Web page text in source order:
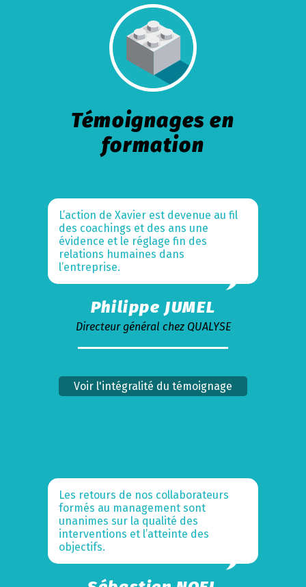
Témoignages en
formation
L’action de Xavier est devenue au fil
des coachings et des ans une
évidence et le réglage fin des
relations humaines dans
l’entreprise.
Philippe JUMEL
Directeur général chez QUALYSE
Voir l'intégralité du témoignage
Les retours de nos collaborateurs
formés au management sont
unanimes sur la qualité des
interventions et l’atteinte des
objectifs.